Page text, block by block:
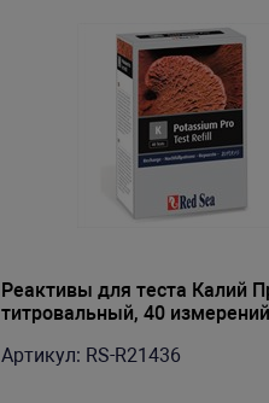
Реактивы для теста Калий
титровальный, 40 измерений
Артикул: RS-R21436